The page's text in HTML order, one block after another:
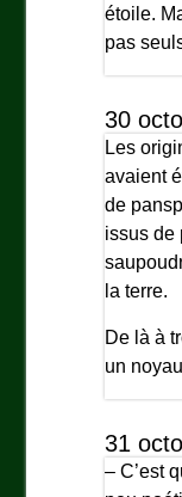
étoile.
pas
30
Les
avaient
de
issus de
la terre.
De là à
un
31
– C’est